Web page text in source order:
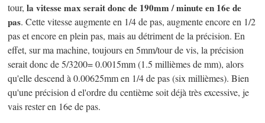
tour,la vitesse max serait donc de 190mm / minute en 16e de
pas. Cette vitesse augmente en 1/4 de pas, augmente encore en 1/2
pas et encore en plein pas, mais au détriment de la précision. En
effet, sur ma machine, toujours en 5mm/tour de vis, la précision
serait donc de 5/3200= 0.0015mm (1.5 millièmes de mm), alors
qu'elle descend à 0.00625mm en 1/4 de pas (six millièmes). Bien
qu'une précision d el'ordre du centième soit déjà très excessive, je
vais rester en 16e de pas.